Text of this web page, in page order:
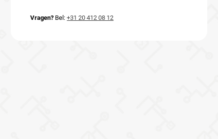
Vragen? Bel:+31 20 412 08 12